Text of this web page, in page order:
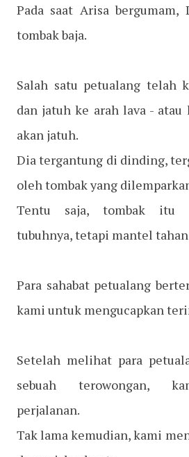
Pada saat Arisa bergumam,
tombak baja.
Salah satu petualang telah
dan jatuh ke arah lava -
akan jatuh.
Dia tergantung di dinding,
oleh tombak yang
Tentu saja, tombak itu
tubuhnya, tetapi mantel
Para sahabat petualang
kami untuk mengucapkan
Setelah melihat para
sebuah terowongan,
perjalanan.
Tak lama kemudian, kami